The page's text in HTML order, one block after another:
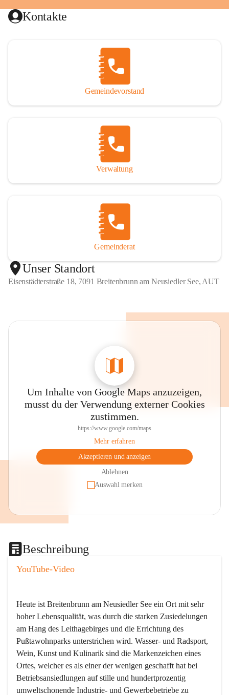
Kontakte
Gemeindevorstand
Verwaltung
Gemeinderat
Unser Standort
Eisenstädterstraße 18, 7091 Breitenbrunn am Neusiedler See, AUT
Um Inhalte von Google Maps anzuzeigen,
musst du der Verwendung externer Cookies
zustimmen.
https://www.google.com/maps
Mehr erfahren
Akzeptieren und anzeigen
Ablehnen
Auswahl merken
Beschreibung
YouTube-Video
Heute ist Breitenbrunn am Neusiedler See ein Ort mit sehr
hoher Lebensqualität, was durch die starken Zusiedelungen
am Hang des Leithagebirges und die Errichtung des
Pußtawohnparks unterstrichen wird. Wasser- und Radsport,
Wein, Kunst und Kulinarik sind die Markenzeichen eines
Ortes, welcher es als einer der wenigen geschafft hat bei
Betriebsansiedlungen auf stille und hundertprozentig
umweltschonende Industrie- und Gewerbebetriebe zu